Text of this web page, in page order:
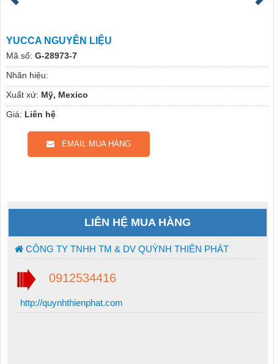
YUCCA NGUYÊN LIỆU
Mã số: G-28973-7
Nhãn hiệu:
Xuất xứ: Mỹ, Mexico
Giá: Liên hệ
EMAIL MUA HÀNG
LIÊN HỆ MUA HÀNG
CÔNG TY TNHH TM & DV QUỲNH THIÊN PHÁT
0912534416
http://quynhthienphat.com